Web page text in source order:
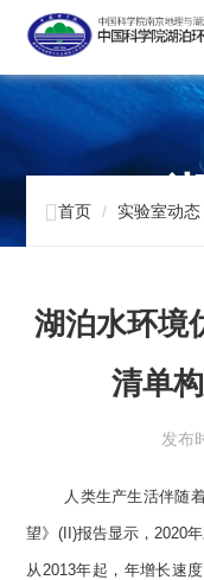
首页 实验室动态
湖泊水环境
清单
发布
人类生产生活伴随
望》(II)报告显示，2020
从2013年起，年增长速